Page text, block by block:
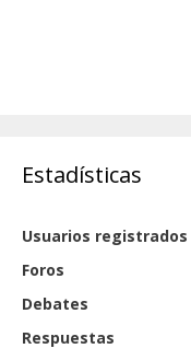
Estadísticas
Usuarios registrados
Foros
Debates
Respuestas